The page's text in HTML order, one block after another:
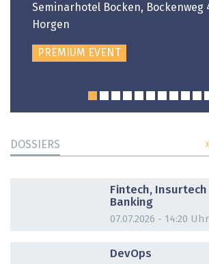
Seminarhotel Bocken, Bockenweg
Horgen
PREMIUM EVENT
DOSSIERS
Fintech,
Banking
07.07.2026 - 14:20 Uhr
DevOps